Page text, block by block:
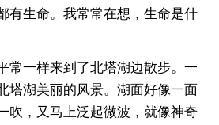
有生命。我常常在想，生命是什
一样来到了北塔湖边散步。一
塔湖美丽的风景。湖面好像一面
吹，又马上泛起微波，就像神奇